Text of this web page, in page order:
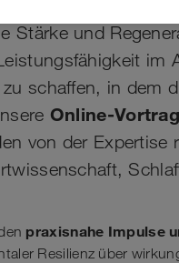
Stärke und
im
schaffen, in dem
Online-
von der Expertise
praxisnahe Impulse
Resilienz über